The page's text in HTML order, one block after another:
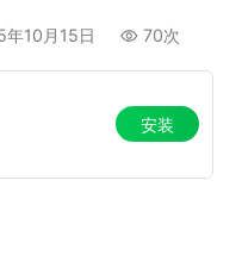
10月15日 70次
安装